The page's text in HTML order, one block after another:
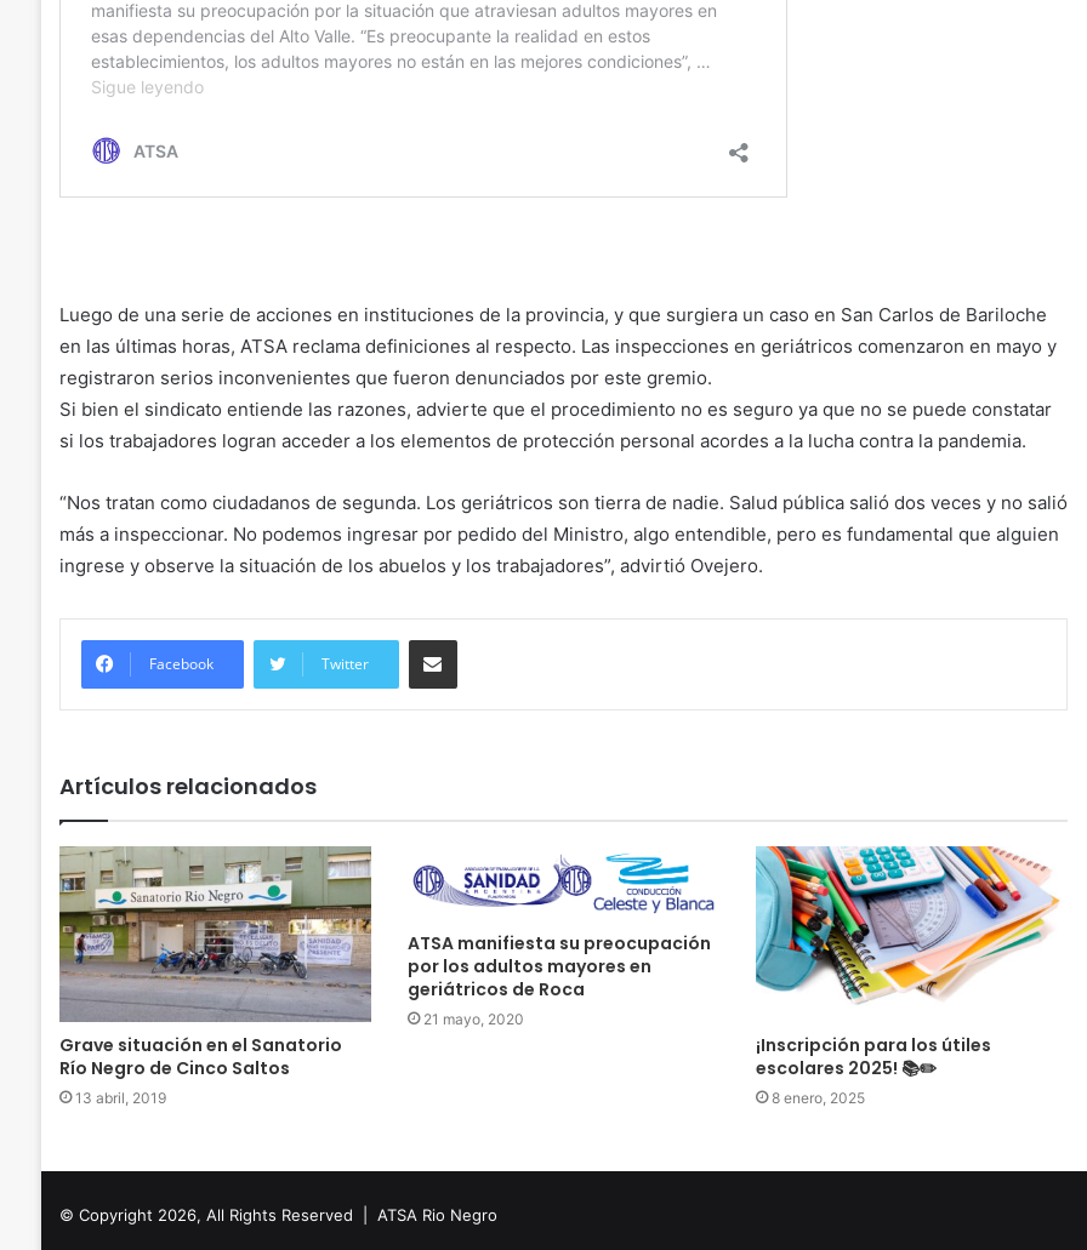
Luego de una serie de acciones en instituciones de la provincia, y que surgiera un caso en San Carlos de Bariloche
en las últimas horas, ATSA reclama definiciones al respecto. Las inspecciones en geriátricos comenzaron en mayo y
registraron serios inconvenientes que fueron denunciados por este gremio.
Si bien el sindicato entiende las razones, advierte que el procedimiento no es seguro ya que no se puede constatar
si los trabajadores logran acceder a los elementos de protección personal acordes a la lucha contra la pandemia.
“Nos tratan como ciudadanos de segunda. Los geriátricos son tierra de nadie. Salud pública salió dos veces y no salió
más a inspeccionar. No podemos ingresar por pedido del Ministro, algo entendible, pero es fundamental que alguien
ingrese y observe la situación de los abuelos y los trabajadores”, advirtió Ovejero.
Facebook Twitter
Compartir
Artículos relacionados
Grave situación en el Sanatorio
Río Negro de Cinco Saltos
13 abril, 2019
ATSA manifiesta su preocupación
por los adultos mayores en
geriátricos de Roca
21 mayo, 2020
¡Inscripción para los útiles
escolares 2025! 📚✏️
8 enero, 2025
© Copyright 2026, All Rights Reserved | ATSA Rio Negro